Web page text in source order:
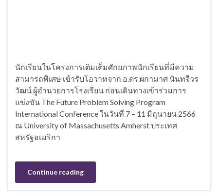
นักเรียนในโครงการเติมเต็มศักยภาพนักเรียนที่มีความ
สามารถพิเศษ เข้ารับโอวาทจาก อ.ดร.ผกามาศ นันทจีวร
วัฒน์ ผู้อำนวยการโรงเรียน ก่อนเดินทางเข้าร่วมการ
แข่งขัน The Future Problem Solving Program
International Conference ในวันที่ 7 – 11 มิถุนายน 2566
ณ University of Massachusetts Amherst ประเทศ
สหรัฐอเมริกา
Continue reading